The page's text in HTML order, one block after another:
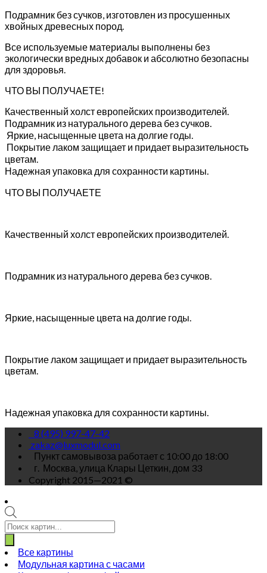
Подрамник без сучков, изготовлен из просушенных
хвойных древесных пород.
Все используемые материалы выполнены без
экологически вредных добавок и абсолютно безопасны
для здоровья.
ЧТО ВЫ ПОЛУЧАЕТЕ!
Качественный холст европейских производителей.
Подрамник из натурального дерева без сучков.
Яркие, насыщенные цвета на долгие годы.
Покрытие лаком защищает и придает выразительность
цветам.
Надежная упаковка для сохранности картины.
ЧТО ВЫ ПОЛУЧАЕТЕ
Качественный холст европейских производителей.
Подрамник из натурального дерева без сучков.
Яркие, насыщенные цвета на долгие годы.
Покрытие лаком защищает и придает выразительность
цветам.
Надежная упаковка для сохранности картины.
8 (495) 997-47-42
zakaz@luxmodul.com
Пункт самовывоза работает с 10:00 до 18:00
г. Москва, улица Клары Цеткин, дом 33
Copyright 2015—2021 ©
Поиск
товаров
Все картины
Модульная картина с часами